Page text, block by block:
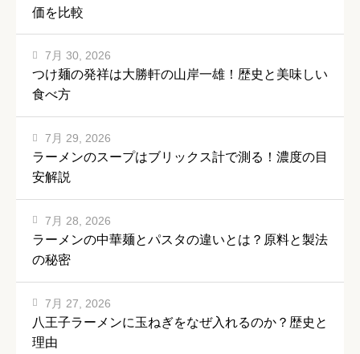
価を比較
つけ麺の発祥は大勝軒の山岸一雄！歴史と美味しい
食べ方
7月 30, 2026
ラーメンのスープはブリックス計で測る！濃度の目
安解説
7月 29, 2026
ラーメンの中華麺とパスタの違いとは？原料と製法
の秘密
7月 28, 2026
八王子ラーメンに玉ねぎをなぜ入れるのか？歴史と
理由
7月 27, 2026